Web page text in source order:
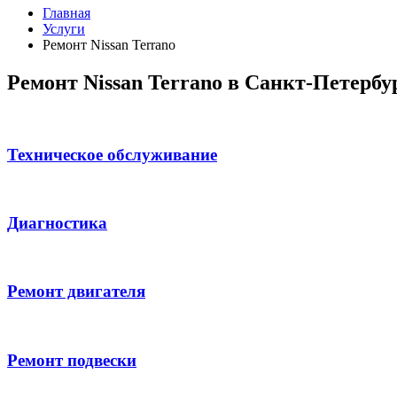
Главная
Услуги
Ремонт Nissan Terrano
Ремонт Nissan Terrano в Санкт-
Техническое обслуживание
Диагностика
Ремонт двигателя
Ремонт подвески